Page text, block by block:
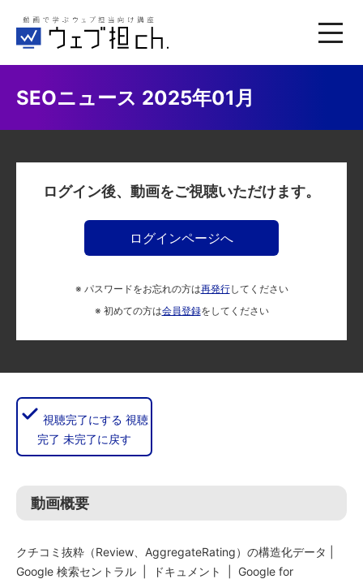
SEOニュース 2025年01月
ログイン後、動画をご視聴いただけます。
ログインページへ
※ パスワードをお忘れの方は再発行してください
※ 初めての方は会員登録をしてください
視聴完了にする 視聴
完了 未完了に戻す
動画概要
クチコミ抜粋（Review、AggregateRating）の構造化データ |
Google 検索セントラル | ドキュメント | Google for